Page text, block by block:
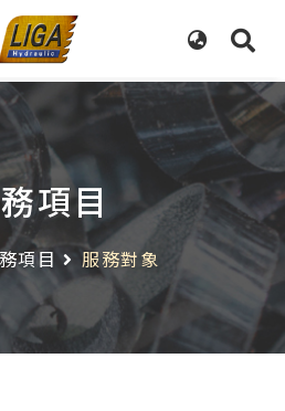
項目
項目 服務對象